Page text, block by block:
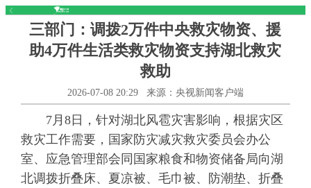
三部门：调拨2万件中央救灾物资、援
助4万件生活类救灾物资支持湖北救灾
救助
2026-07-08 20:29 来源：央视新闻客户端
7月8日，针对湖北风雹灾害影响，根据灾区
救灾工作需要，国家防灾减灾救灾委员会办公
室、应急管理部会同国家粮食和物资储备局向湖
北调拨折叠床、夏凉被、毛巾被、防潮垫、折叠